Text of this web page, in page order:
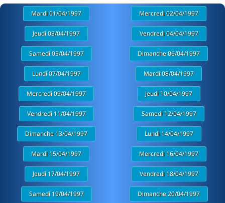
Mardi 01/04/1997 Mercredi 02/04/1997
Jeudi 03/04/1997 Vendredi 04/04/1997
Samedi 05/04/1997 Dimanche 06/04/1997
Lundi 07/04/1997 Mardi 08/04/1997
Mercredi 09/04/1997 Jeudi 10/04/1997
Vendredi 11/04/1997 Samedi 12/04/1997
Dimanche 13/04/1997 Lundi 14/04/1997
Mardi 15/04/1997 Mercredi 16/04/1997
Jeudi 17/04/1997 Vendredi 18/04/1997
Samedi 19/04/1997 Dimanche 20/04/1997